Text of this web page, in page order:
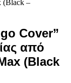
Cover”
από
(Black